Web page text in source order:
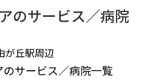
のサービス／病院
が丘駅周辺
のサービス／病院一覧